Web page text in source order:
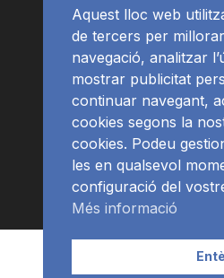
APP
Aquest lloc web
de tercers per
navegació, analitzar
mostrar publicitat
continuar navegant,
cookies segons la
cookies. Podeu
les en qualsevol
configuració del
Més informació